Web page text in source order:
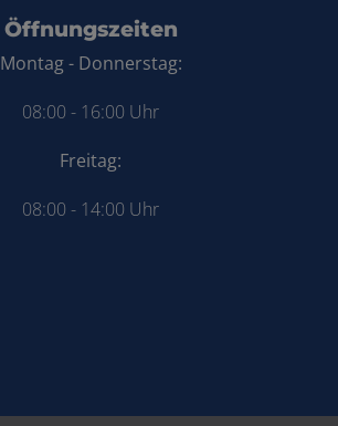
Öffnungszeiten
Montag - Donnerstag:
08:00 - 16:00 Uhr
Freitag:
08:00 - 14:00 Uhr